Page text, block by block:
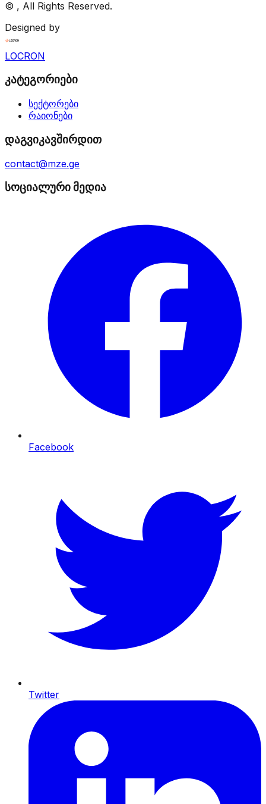
© , All Rights Reserved.
Designed by
LOCRON
კატეგორიები
სექტორები
რაიონები
დაგვიკავშირდით
contact@mze.ge
სოციალური მედია
Facebook
Twitter